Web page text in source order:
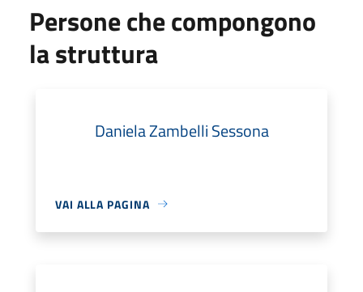
Persone che compongono
la struttura
Daniela Zambelli Sessona
VAI ALLA PAGINA